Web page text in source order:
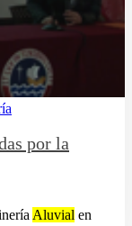
por la
Aluvial en